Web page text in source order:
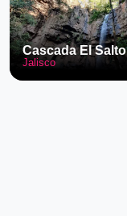
Cascada El Salto
Jalisco